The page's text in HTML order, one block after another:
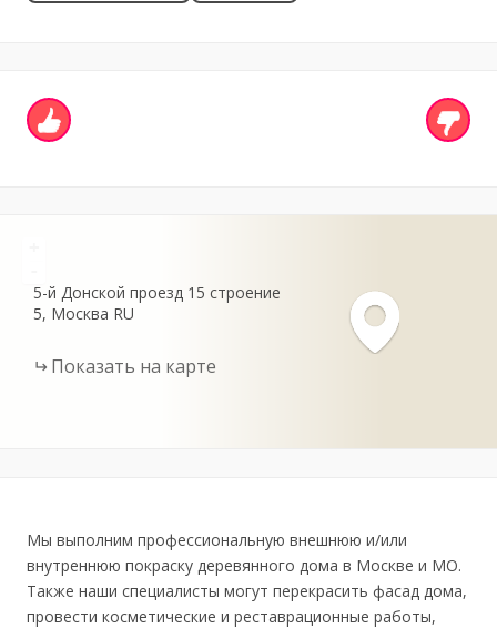
5-й Донской проезд 15 строение
5 Москва RU
Показать на карте
Мы выполним профессиональную внешнюю и/или
внутреннюю покраску деревянного дома в Москве и МО.
Также наши специалисты могут перекрасить фасад дома,
провести косметические и реставрационные работы,